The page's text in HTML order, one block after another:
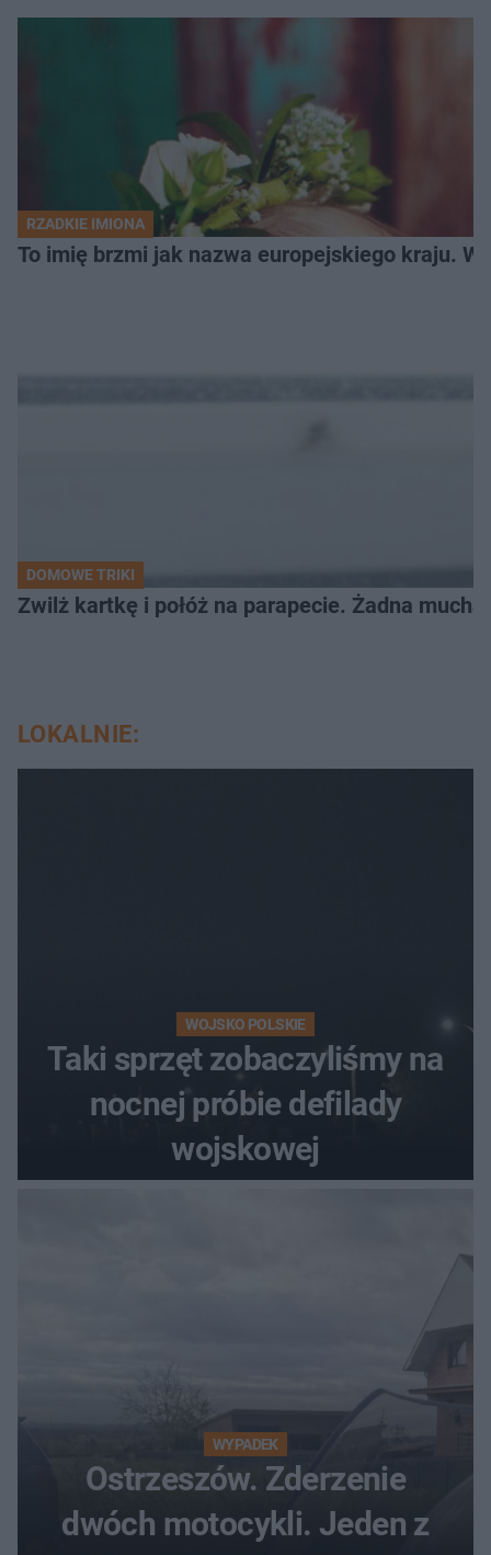
RZADKIE IMIONA
To imię brzmi jak nazwa europejskiego kraju.
DOMOWE TRIKI
Zwilż kartkę i połóż na parapecie. Żadna
LOKALNIE:
WOJSKO POLSKIE
Taki sprzęt zobaczyliśmy na
nocnej próbie defilady
wojskowej
WYPADEK
Ostrzeszów. Zderzenie
dwóch motocykli. Jeden z